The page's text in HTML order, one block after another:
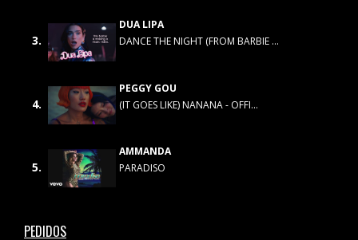
3.
DUA LIPA
DANCE THE NIGHT (FROM BARBIE ...
4.
PEGGY GOU
(IT GOES LIKE) NANANA - OFFI...
5.
AMMANDA
PARADISO
PEDIDOS